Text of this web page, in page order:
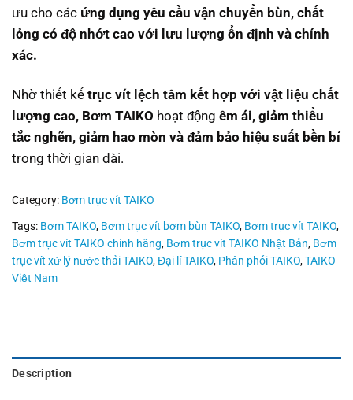
ưu cho các ứng dụng yêu cầu vận chuyển bùn, chất
lỏng có độ nhớt cao với lưu lượng ổn định và chính
xác.
Nhờ thiết kế trục vít lệch tâm kết hợp với vật liệu chất
lượng cao, Bơm TAIKO hoạt động êm ái, giảm thiểu
tắc nghẽn, giảm hao mòn và đảm bảo hiệu suất bền bỉ
trong thời gian dài.
Category: Bơm trục vít TAIKO
Tags: Bơm TAIKO, Bơm trục vít bơm bùn TAIKO, Bơm trục vít TAIKO,
Bơm trục vít TAIKO chính hãng, Bơm trục vít TAIKO Nhật Bản, Bơm
trục vít xử lý nước thải TAIKO,Đại lí TAIKO, Phân phối TAIKO,TAIKO
Việt Nam
Description